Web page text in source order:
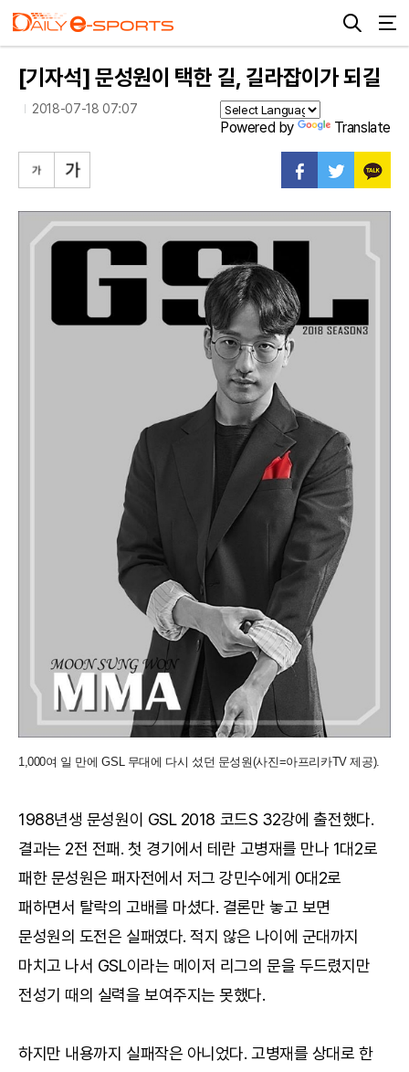
[기자석] 문성원이 택한 길, 길라잡이가 되길
2018-07-18 07:07
Powered by Translate
1,000여 일 만에 GSL 무대에 다시 섰던 문성원(사진=아프리카TV 제공).
1988년생 문성원이 GSL 2018 코드S 32강에 출전했다.
결과는 2전 전패. 첫 경기에서 테란 고병재를 만나 1대2로
패한 문성원은 패자전에서 저그 강민수에게 0대2로
패하면서 탈락의 고배를 마셨다. 결론만 놓고 보면
문성원의 도전은 실패였다. 적지 않은 나이에 군대까지
마치고 나서 GSL이라는 메이저 리그의 문을 두드렸지만
전성기 때의 실력을 보여주지는 못했다.
하지만 내용까지 실패작은 아니었다. 고병재를 상대로 한